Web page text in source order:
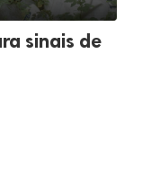
sinais de